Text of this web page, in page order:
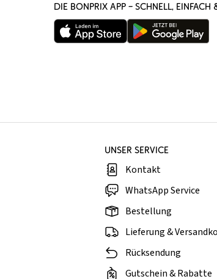
DIE BONPRIX APP – SCHNELL, EINFACH
UNSER SERVICE
Kontakt
WhatsApp Service
Bestellung
Lieferung &
Rücksendung
Gutschein & Rabatte